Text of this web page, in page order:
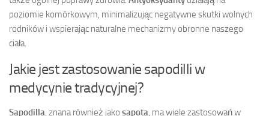
poziomie komórkowym, minimalizując negatywne skutki wolnych
rodników i wspierając naturalne mechanizmy obronne naszego
ciała.
Jakie jest zastosowanie sapodilli w
medycynie tradycyjnej?
Sapodilla, znana również jako sapota, ma wiele zastosowań w